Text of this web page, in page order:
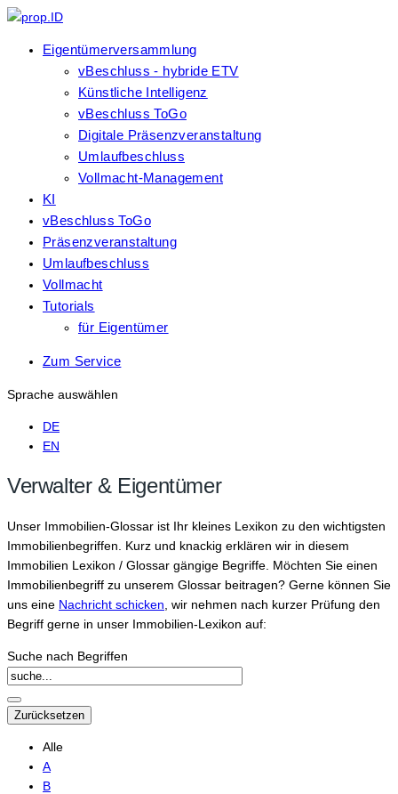
Eigentümerversammlung
vBeschluss - hybride ETV
Künstliche Intelligenz
vBeschluss ToGo
Digitale Präsenzveranstaltung
Umlaufbeschluss
Vollmacht-Management
KI
vBeschluss ToGo
Präsenzveranstaltung
Umlaufbeschluss
Vollmacht
Tutorials
für Eigentümer
Zum Service
Sprache auswählen
DE
EN
Verwalter & Eigentümer
Unser Immobilien-Glossar ist Ihr kleines Lexikon zu den wichtigsten
Immobilienbegriffen. Kurz und knackig erklären wir in diesem
Immobilien Lexikon / Glossar gängige Begriffe. Möchten Sie einen
Immobilienbegriff zu unserem Glossar beitragen? Gerne können Sie
uns eine Nachricht schicken , wir nehmen nach kurzer Prüfung den
Begriff gerne in unser Immobilien-Lexikon auf:
Suche nach Begriffen
Alle
A
B